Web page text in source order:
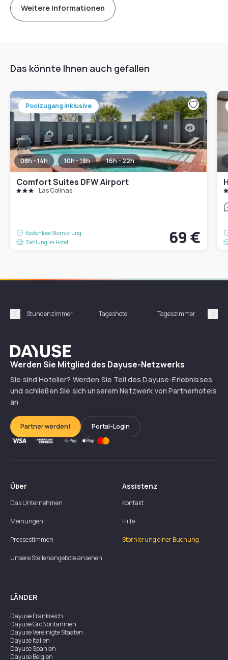
Weitere Informationen
Das könnte Ihnen auch gefallen
Poolzugang inklusive
08h - 14h 10h - 18h 16h - 22h
Comfort Suites DFW Airport
Las Colinas
Kostenlose Stornierung
Zahlung im Hotel
69 €
Précédent
Stundenzimmer Tageshotel Tageszimmer
Dayuse
Werden Sie Mitglied des Dayuse-Netzwerks
Sie sind Hotelier? Werden Sie Teil des Dayuse-Erlebnisses
und schließen Sie sich unserem Netzwerk von Partnerhotels
an
Partner werden! Portal-Login
Über
Das Unternehmen
Meinungen
Pressestimmen
Unsere Stellenangebote ansehen
Assistenz
Kontakt
Hilfe
Stornierung einer Buchung
LÄNDER
DayuseFrankreich
DayuseGroßbritannien
DayuseVereinigte Staaten
DayuseItalien
DayuseSpanien
DayuseBelgien